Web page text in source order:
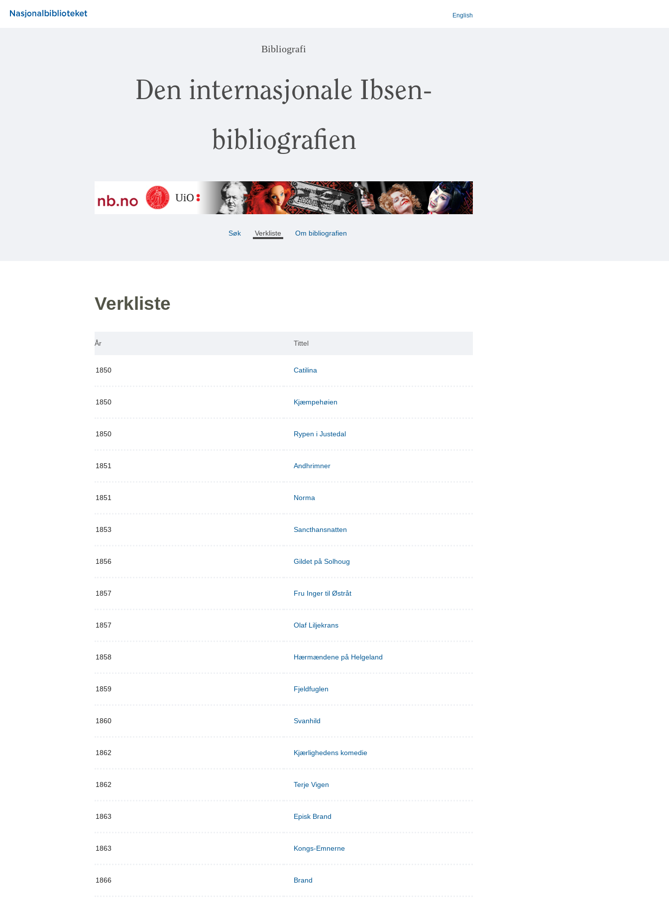
English
Bibliografi
Den internasjonale Ibsen-
bibliografien
Søk Verkliste Om bibliografien
Verkliste
År Tittel
1850 Catilina
1850 Kjæmpehøien
1850 Rypen i Justedal
1851 Andhrimner
1851 Norma
1853 Sancthansnatten
1856 Gildet på Solhoug
1857 Fru Inger til Østråt
1857 Olaf Liljekrans
1858 Hærmændene på Helgeland
1859 Fjeldfuglen
1860 Svanhild
1862 Kjærlighedens komedie
1862 Terje Vigen
1863 Episk Brand
1863 Kongs-Emnerne
1866 Brand